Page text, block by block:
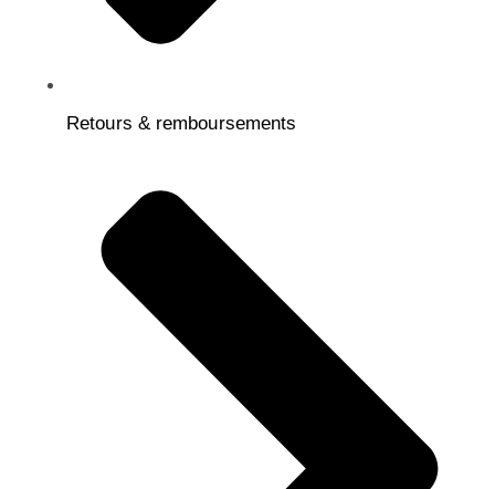
Retours & remboursements